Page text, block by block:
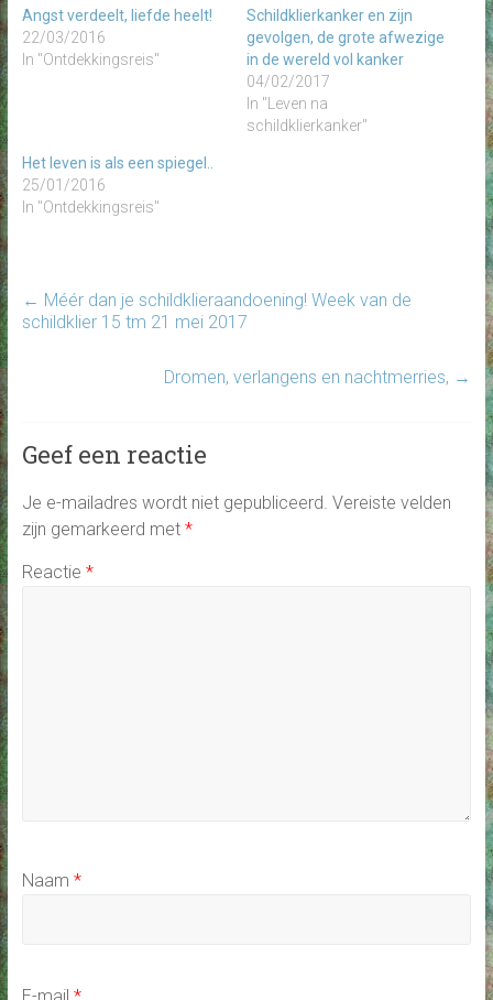
Angst verdeelt, liefde heelt!
22/03/2016
In "Ontdekkingsreis"
Schildklierkanker en zijn
gevolgen, de grote afwezige
in de wereld vol kanker
04/02/2017
In "Leven na
schildklierkanker"
Het leven is als een spiegel..
25/01/2016
In "Ontdekkingsreis"
← Méér dan je schildklieraandoening! Week van de
schildklier 15 tm 21 mei 2017
Dromen, verlangens en nachtmerries, →
Geef een reactie
Je e-mailadres wordt niet gepubliceerd. Vereiste velden
zijn gemarkeerd met *
Reactie *
Naam *
E-mail *